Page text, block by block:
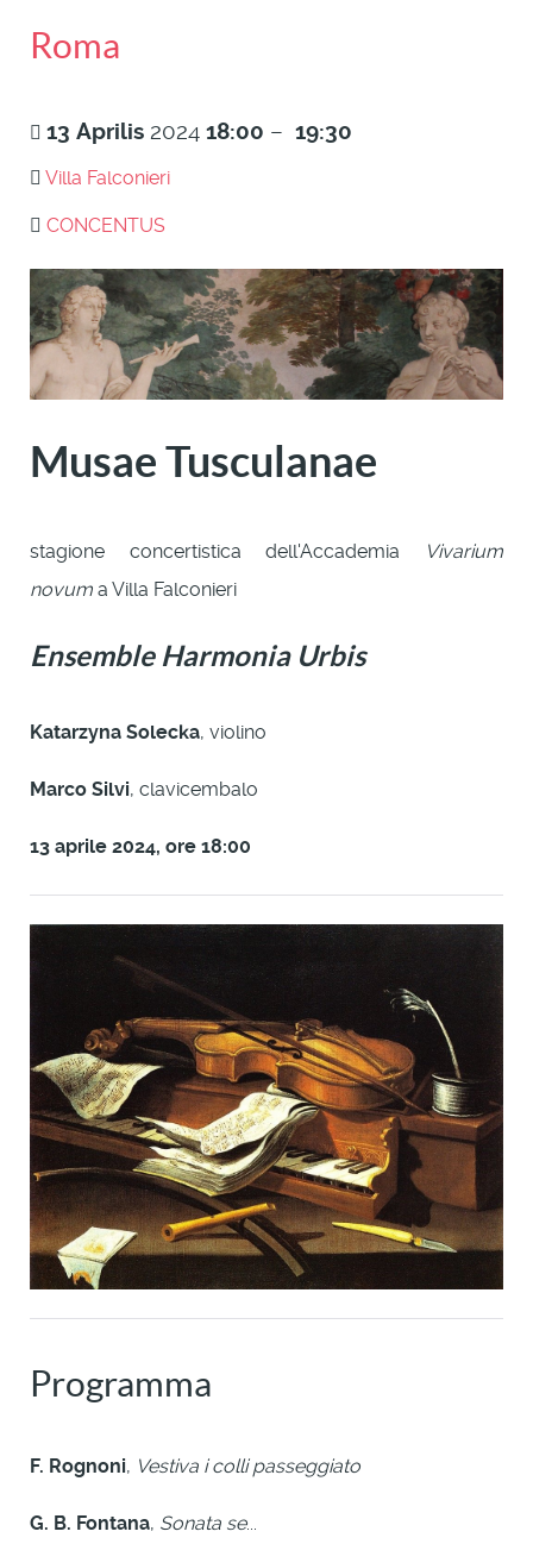
Roma
13 Aprilis 2024 18:00 – 19:30
Villa Falconieri
CONCENTUS
Musae Tusculanae
stagione concertistica dell'Accademia
Vivarium
novum a Villa Falconieri
Ensemble Harmonia Urbis
Katarzyna Solecka, violino
Marco Silvi, clavicembalo
13 aprile 2024, ore 18:00
Programma
F. Rognoni, Vestiva i colli passeggiato
G. B. Fontana, Sonata se...